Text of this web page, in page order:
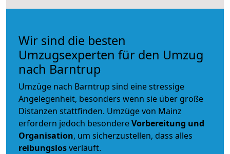
Wir sind die besten
Umzugsexperten für den Umzug
nach Barntrup
Umzüge nach Barntrup sind eine stressige
Angelegenheit, besonders wenn sie über große
Distanzen stattfinden. Umzüge von Mainz
erfordern jedoch besondereVorbereitung und
Organisation, um sicherzustellen, dass alles
reibungslosverläuft.